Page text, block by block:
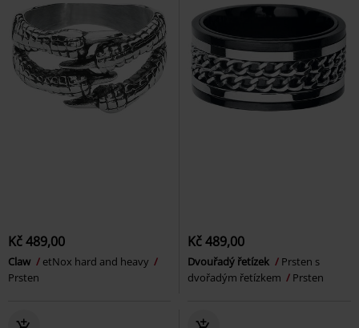
Kč 489,00
Claw
etNox hard and heavy
Prsten
Kč 489,00
Dvouřadý řetízek
Prsten s
dvořadým řetízkem
Prsten